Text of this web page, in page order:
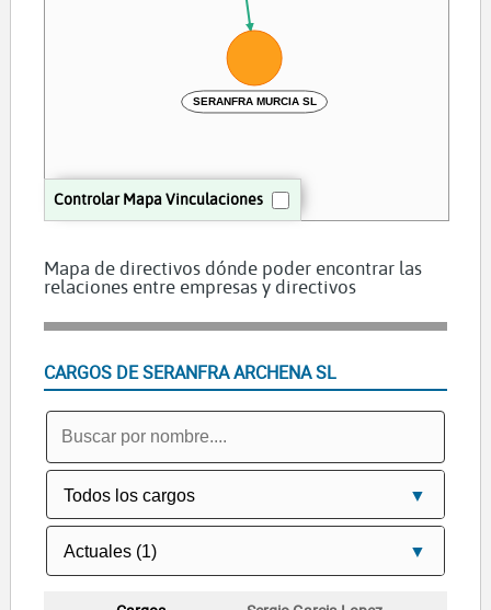
Controlar Mapa Vinculaciones
SERANFRA MURCIA SL
Mapa de directivos dónde poder encontrar las
relaciones entre empresas y directivos
CARGOS DE SERANFRA ARCHENA SL